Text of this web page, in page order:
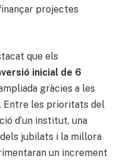
projectes
que els
inicial de 6
gràcies a les
Entre les prioritats del
d’un institut, una
jubilats i la millora
un increment